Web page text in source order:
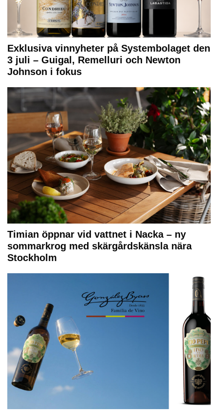
Exklusiva vinnyheter på Systembolaget den
3 juli – Guigal, Remelluri och Newton
Johnson i fokus
Timian öppnar vid vattnet i Nacka – ny
sommarkrog med skärgårdskänsla nära
Stockholm